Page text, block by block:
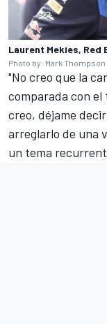
Laurent Mekies, Red
Photo by: Mark
"No creo que la
comparada con el
creo, déjame
arreglarlo de una
un tema